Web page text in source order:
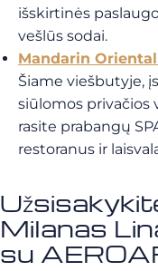
išskirtinės
vešlūs sodai.
Mandarin
Šiame viešbutyje,
siūlomos privačios
rasite prabangų
restoranus ir
Milanas
su